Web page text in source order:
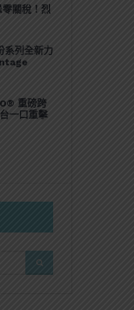
關稅！烈
系列全新力
重磅跨
一口重擊
SEARCH